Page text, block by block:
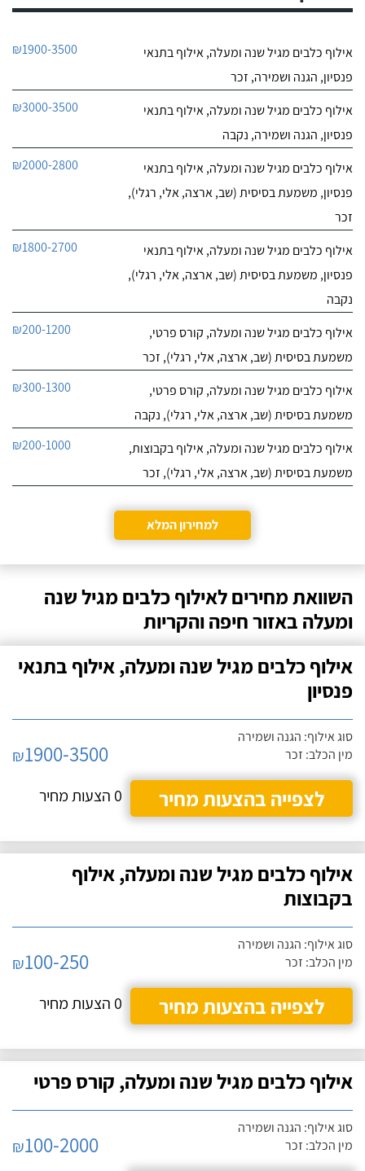
שנהיה בטוחים שאנחנו
איילה נאור - פשוט מאלפת בחיפה
חייג עכשיו
לפרטי העסק
0
0
חוות דעת
חייג עכשיו
אילוף כלבים מגיל שנה ומעלה, אילוף בתנאי
פנסיון, הגנה ושמירה, זכר
₪1900-3500
אילוף כלבים מגיל שנה ומעלה, אילוף בתנאי
פנסיון, הגנה ושמירה, נקבה
₪3000-3500
אילוף כלבים מגיל שנה ומעלה, אילוף בתנאי
פנסיון, משמעת בסיסית (שב, ארצה, אלי, רגלי),
זכר
₪2000-2800
אילוף כלבים מגיל שנה ומעלה, אילוף בתנאי
פנסיון, משמעת בסיסית (שב, ארצה, אלי, רגלי),
נקבה
₪1800-2700
אילוף כלבים מגיל שנה ומעלה, קורס פרטי,
משמעת בסיסית (שב, ארצה, אלי, רגלי), זכר
₪200-1200
אילוף כלבים מגיל שנה ומעלה, קורס פרטי,
משמעת בסיסית (שב, ארצה, אלי, רגלי), נקבה
₪300-1300
אילוף כלבים מגיל שנה ומעלה, אילוף בקבוצות,
משמעת בסיסית (שב, ארצה, אלי, רגלי), זכר
₪200-1000
למחירון המלא
השוואת מחירים לאילוף כלבים מגיל שנה
ומעלה באזור חיפה והקריות
אילוף כלבים מגיל שנה ומעלה, אילוף בתנאי
פנסיון
סוג אילוף: הגנה ושמירה
מין הכלב: זכר
₪1900-3500
לצפייה בהצעות מחיר
0 הצעות מחיר
אילוף כלבים מגיל שנה ומעלה, אילוף
בקבוצות
סוג אילוף: הגנה ושמירה
מין הכלב: זכר
₪100-250
לצפייה בהצעות מחיר
0 הצעות מחיר
אילוף כלבים מגיל שנה ומעלה, קורס פרטי
סוג אילוף: הגנה ושמירה
מין הכלב: זכר
₪100-2000